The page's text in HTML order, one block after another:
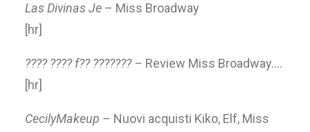
Las Divinas Je – Miss Broadway
[hr]
???? ???? f?? ??????? – Review Miss Broadway….
[hr]
CecilyMakeup – Nuovi acquisti Kiko, Elf, Miss